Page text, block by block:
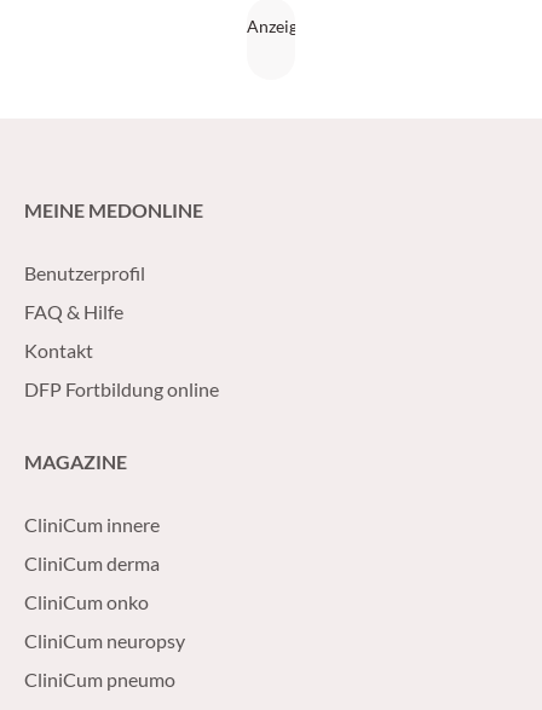
MEINE MEDONLINE
Benutzerprofil
FAQ & Hilfe
Kontakt
DFP Fortbildung online
MAGAZINE
CliniCum innere
CliniCum derma
CliniCum onko
CliniCum neuropsy
CliniCum pneumo